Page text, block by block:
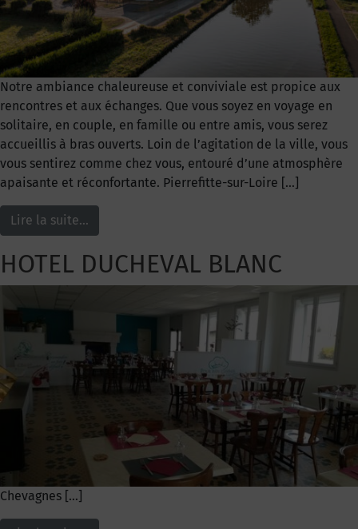
Notre ambiance chaleureuse et conviviale est propice aux
rencontres et aux échanges. Que vous soyez en voyage en
solitaire, en couple, en famille ou entre amis, vous serez
accueillis à bras ouverts. Loin de l’agitation de la ville, vous
vous sentirez comme chez vous, entouré d’une atmosphère
apaisante et réconfortante. Pierrefitte-sur-Loire […]
Lire la suite…
HOTEL DUCHEVAL BLANC
Chevagnes […]